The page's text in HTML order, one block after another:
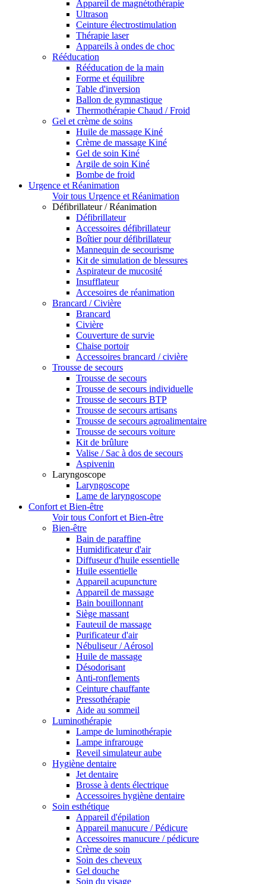
Appareil de magnétothérapie
Ultrason
Ceinture électrostimulation
Thérapie laser
Appareils à ondes de choc
Rééducation
Rééducation de la main
Forme et équilibre
Table d'inversion
Ballon de gymnastique
Thermothérapie Chaud / Froid
Gel et crème de soins
Huile de massage Kiné
Crème de massage Kiné
Gel de soin Kiné
Argile de soin Kiné
Bombe de froid
Urgence et Réanimation
Voir tous Urgence et Réanimation
Défibrillateur / Réanimation
Défibrillateur
Accessoires défibrillateur
Boîtier pour défibrillateur
Mannequin de secourisme
Kit de simulation de blessures
Aspirateur de mucosité
Insufflateur
Accesoires de réanimation
Brancard / Civière
Brancard
Civière
Couverture de survie
Chaise portoir
Accessoires brancard / civière
Trousse de secours
Trousse de secours
Trousse de secours individuelle
Trousse de secours BTP
Trousse de secours artisans
Trousse de secours agroalimentaire
Trousse de secours voiture
Kit de brûlure
Valise / Sac à dos de secours
Aspivenin
Laryngoscope
Laryngoscope
Lame de laryngoscope
Confort et Bien-être
Voir tous Confort et Bien-être
Bien-être
Bain de paraffine
Humidificateur d'air
Diffuseur d'huile essentielle
Huile essentielle
Appareil acupuncture
Appareil de massage
Bain bouillonnant
Siège massant
Fauteuil de massage
Purificateur d'air
Nébuliseur / Aérosol
Huile de massage
Désodorisant
Anti-ronflements
Ceinture chauffante
Pressothérapie
Aide au sommeil
Luminothérapie
Lampe de luminothérapie
Lampe infrarouge
Reveil simulateur aube
Hygiène dentaire
Jet dentaire
Brosse à dents électrique
Accessoires hygiène dentaire
Soin esthétique
Appareil d'épilation
Appareil manucure / Pédicure
Accessoires manucure / pédicure
Crème de soin
Soin des cheveux
Gel douche
Soin du visage